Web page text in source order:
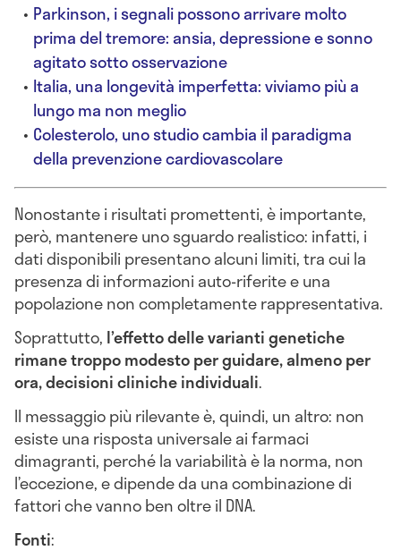
Parkinson, i segnali possono arrivare molto
prima del tremore: ansia, depressione e sonno
agitato sotto osservazione
Italia, una longevità imperfetta: viviamo più a
lungo ma non meglio
Colesterolo, uno studio cambia il paradigma
della prevenzione cardiovascolare
Nonostante i risultati promettenti, è importante,
però, mantenere uno sguardo realistico: infatti, i
dati disponibili presentano alcuni limiti, tra cui la
presenza di informazioni auto-riferite e una
popolazione non completamente rappresentativa.
Soprattutto, l’effetto delle varianti genetiche
rimane troppo modesto per guidare, almeno per
ora, decisioni cliniche individuali.
Il messaggio più rilevante è, quindi, un altro: non
esiste una risposta universale ai farmaci
dimagranti, perché la variabilità è la norma, non
l’eccezione, e dipende da una combinazione di
fattori che vanno ben oltre il DNA.
Fonti: